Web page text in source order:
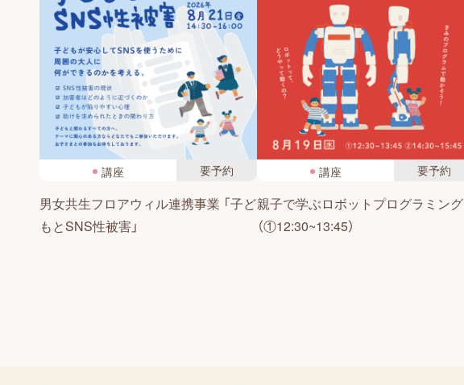
講座 要予約
男女共生フロアウィル連携事業 「子ど
もとSNS性被害」
講座 要予約
親子で学ぶロボットプログラミング
（①12:30~13:45）